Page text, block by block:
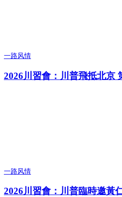
一路风情
2026川習會：川普飛抵北京
一路风情
2026川習會：川普臨時邀黃